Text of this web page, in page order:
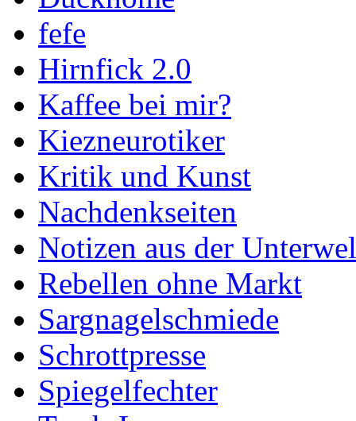
fefe
Hirnfick 2.0
Kaffee bei mir?
Kiezneurotiker
Kritik und Kunst
Nachdenkseiten
Notizen aus der
Rebellen ohne Markt
Sargnagelschmiede
Schrottpresse
Spiegelfechter